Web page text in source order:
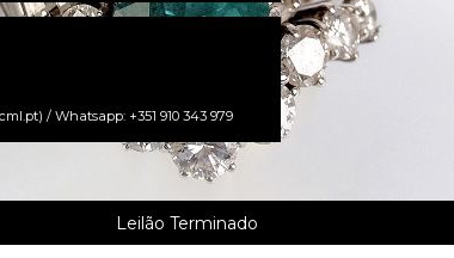
/ Whatsapp: +351 910 343 979
Leilão Terminado